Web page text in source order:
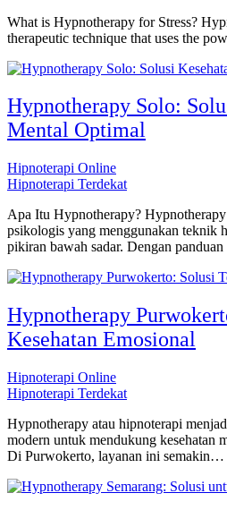
What is Hypnotherapy for Stress?
therapeutic technique that uses the
Hypnotherapy Solo:
Mental Optimal
Hipnoterapi Online
Hipnoterapi Terdekat
Apa Itu Hypnotherapy?
psikologis yang menggunakan teknik
pikiran bawah sadar. Dengan
Hypnotherapy
Kesehatan Emosional
Hipnoterapi Online
Hipnoterapi Terdekat
Hypnotherapy atau hipnoterapi
modern untuk mendukung kesehatan
Di Purwokerto, layanan ini semakin…